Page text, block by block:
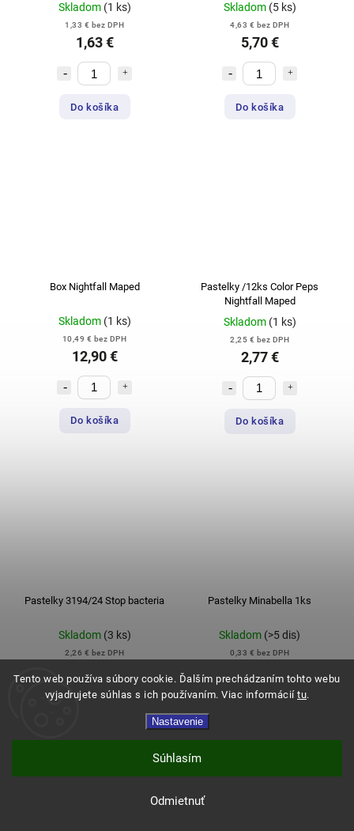
Tento web používa súbory cookie. Ďalším prechádzaním tohto webu
vyjadrujete súhlas s ich používaním. Viac informácií tu.
Nastavenie
Odmietnuť
Súhlasím
Skladom (1 ks)
1,33 € bez DPH
1,63 €
Do košíka
Skladom (5 ks)
4,63 € bez DPH
5,70 €
Do košíka
Box Nightfall Maped
Skladom (1 ks)
10,49 € bez DPH
12,90 €
Do košíka
Pastelky /12ks Color Peps
Nightfall Maped
Skladom (1 ks)
2,25 € bez DPH
2,77 €
Do košíka
Pastelky 3194/24 Stop bacteria
Skladom (3 ks)
2,26 € bez DPH
Pastelky Minabella 1ks
Skladom (>5 dis)
0,33 € bez DPH